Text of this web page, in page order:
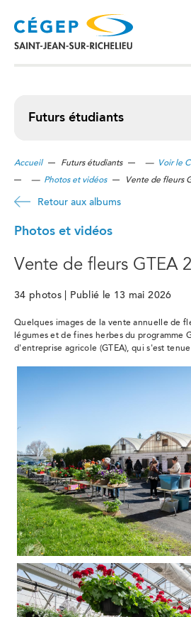
contenu
principal
Futurs étudiants
Accueil Futurs étudiants — Voir le
— Photos et vidéos Vente de fleurs
Retour aux albums
Photos et vidéos
Vente de fleurs GTEA
34 photos | Publié le 13 mai 2026
Quelques images de la vente annuelle de
légumes et de fines herbes du programme
d'entreprise agricole (GTEA), qui s'est